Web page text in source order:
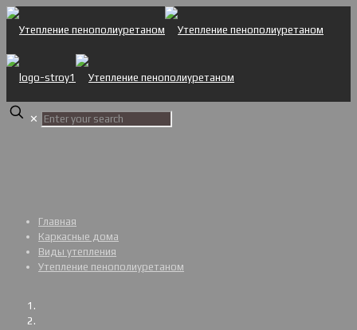
✕
Главная
Каркасные дома
Виды утепления
Утепление пенополиуретаном